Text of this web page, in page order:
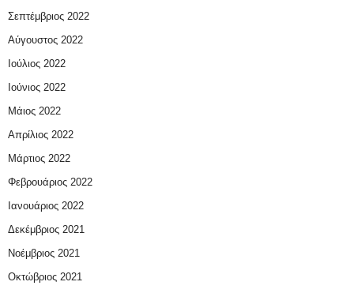
Σεπτέμβριος 2022
Αύγουστος 2022
Ιούλιος 2022
Ιούνιος 2022
Μάιος 2022
Απρίλιος 2022
Μάρτιος 2022
Φεβρουάριος 2022
Ιανουάριος 2022
Δεκέμβριος 2021
Νοέμβριος 2021
Οκτώβριος 2021